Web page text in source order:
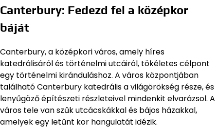
Canterbury: Fedezd fel a középkor
báját
Canterbury, a középkori város, amely híres
katedrálisáról és történelmi utcáiról, tökéletes célpont
egy történelmi kiránduláshoz. A város központjában
található Canterbury katedrális a világörökség része, és
lenyűgöző építészeti részleteivel mindenkit elvarázsol. A
város tele van szűk utcácskákkal és bájos házakkal,
amelyek egy letűnt kor hangulatát idézik.